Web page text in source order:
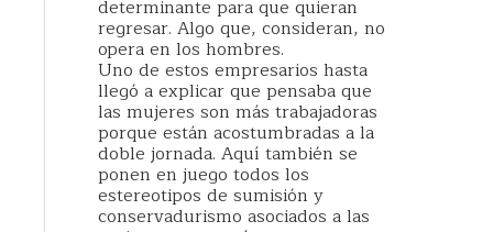
determinante para que quieran
regresar. Algo que, consideran, no
opera en los hombres.
Uno de estos empresarios hasta
llegó a explicar que pensaba que
las mujeres son más trabajadoras
porque están acostumbradas a la
doble jornada. Aquí también se
ponen en juego todos los
estereotipos de sumisión y
conservadurismo asociados a las